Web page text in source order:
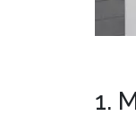
1.